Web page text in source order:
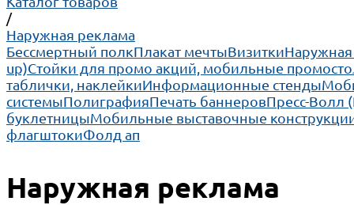
/
Наружная реклама
Бессмертный полкПлакат мечтыВизитки
up)Cтойки для промо акций, мобильные
таблички, наклейкиИнформационные стенды
системыПолиграфияПечать баннеровПресс-Волл
буклетницыМобильные выставочные
флагштокиФолд ап
Наружная реклама